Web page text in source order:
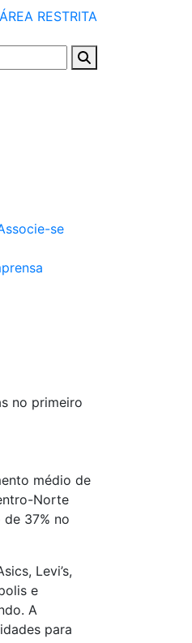
ÁREA RESTRITA
se
no primeiro
médio de
Norte
37% no
Levi’s,
e
A
para